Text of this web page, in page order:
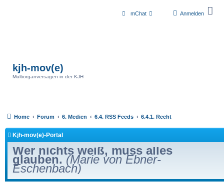
Anmelden
mChat
kjh-mov(e)
Multiorganversagen in der KJH
Home Forum 6. Medien 6.4. RSS Feeds 6.4.1. Recht
Kjh-mov(e)-Portal
Wer nichts weiß, muss alles
glauben. (Marie von Ebner-
Eschenbach)